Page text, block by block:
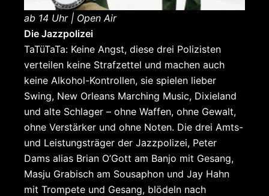
ab 14 Uhr | Open Air
Die Jazzpolizei
TaTüTaTa: Keine Angst, diese drei Polizisten
verteilen keine Strafzettel und machen auch
keine Alkohol-Kontrollen, sie spielen lieber
Swing, New Orleans Marching Music, Dixieland
und alte Schlager – ohne Waffen, ohne Gewalt,
ohne Verstärker und ohne Noten. Die drei Amts-
und Leistungsträger der Jazzpolizei, Peter
Dams alias Brian O’Gott am Banjo mit Gesang,
Masju Grabisch am Sousaphon und Jay Hahn
mit Trompete und Gesang, blödeln nach